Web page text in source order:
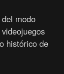
histórico de